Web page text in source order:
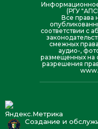
(РГУ
Все права
соответствии с
смежных
аудио-,
размещенных на
разрешения
Создание и